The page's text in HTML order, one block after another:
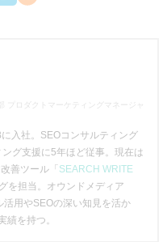
プロダクトマーケティングマネージャ
入社。SEOコンサルティング
グ支援に5年ほど従事。現在は
善ツール「 SEARCH WRITE
を担当。オウンドメディア
活用やSEOの深い知見を活か
績を持つ。